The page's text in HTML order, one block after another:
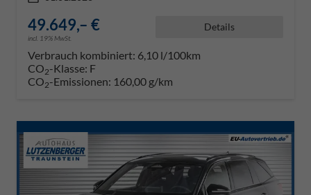
49.649,– €
incl. 19% MwSt.
Details
Verbrauch kombiniert: 6,10 l/100km
CO2-Klasse: F
CO2-Emissionen: 160,00 g/km